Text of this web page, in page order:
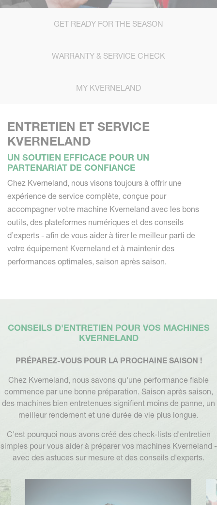
GET READY FOR THE SEASON
WARRANTY & SERVICE CHECK
MY KVERNELAND
ENTRETIEN ET SERVICE
KVERNELAND
UN SOUTIEN EFFICACE POUR UN
PARTENARIAT DE CONFIANCE
Chez Kverneland, nous visons toujours à offrir une
expérience de service complète, conçue pour
accompagner votre machine Kverneland avec les bons
outils, des plateformes numériques et des conseils
d’experts - afin de vous aider à tirer le meilleur parti de
votre équipement Kverneland et à maintenir des
performances optimales, saison après saison.
CONSEILS D'ENTRETIEN POUR VOS MACHINES
KVERNELAND
PRÉPAREZ-VOUS POUR LA PROCHAINE SAISON !
Chez Kverneland, nous savons qu'une performance fiable
commence par une bonne préparation. Saison après saison,
des machines bien entretenues signifient moins de panne, un
meilleur rendement et une durée de vie plus longue.
C'est pourquoi nous avons créé des check-lists d'entretien
simples pour vous aider à préparer vos machines Kverneland -
avec des astuces sur mesure et des conseils d'experts.